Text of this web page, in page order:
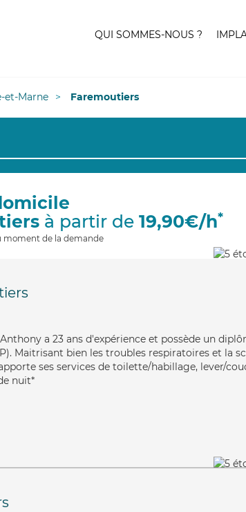
QUI SOMMES-NOUS ?
et-Marne Faremoutiers
à partir de 19,90€/h*
moment de la demande
a 23 ans d'expérience et possède un
Maitrisant bien les troubles respiratoires et la
ses services de toilette/habillage, lever/
nuit*